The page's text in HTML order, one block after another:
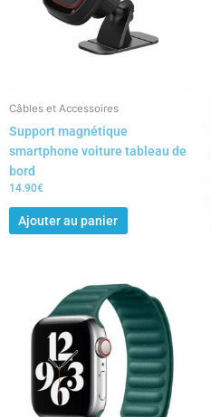
Câbles et Accessoires
Support magnétique
smartphone voiture tableau de
bord
14.90€
Ajouter au panier
Ce
produit
a
plusieurs
variations.
Les
options